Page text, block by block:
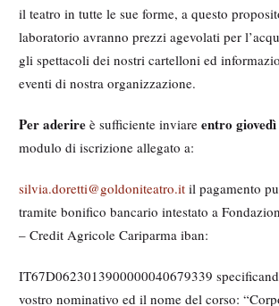
il teatro in tutte le sue forme, a questo
laboratorio avranno prezzi agevolati per
gli spettacoli dei nostri cartelloni ed
eventi di nostra organizzazione.
Per aderire è sufficiente inviare entro
modulo di iscrizione allegato a:
silvia.doretti@goldoniteatro.it il pagamento
tramite bonifico bancario intestato a
– Credit Agricole Cariparma iban:
IT67D0623013900000040679339
vostro nominativo ed il nome del corso: